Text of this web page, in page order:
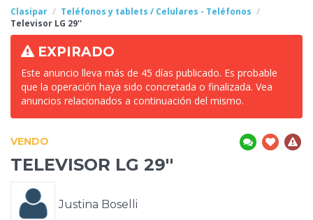
Clasipar
Teléfonos y tablets / Celulares - Teléfonos
Televisor LG 29''
EXPIRADO
Este anuncio lleva más de 45 días publicado. Es probable
que la operación haya sido concretada o finalizada. Vea
anuncios relacionados a continuación del mismo.
VENDO
TELEVISOR LG 29''
Justina Boselli